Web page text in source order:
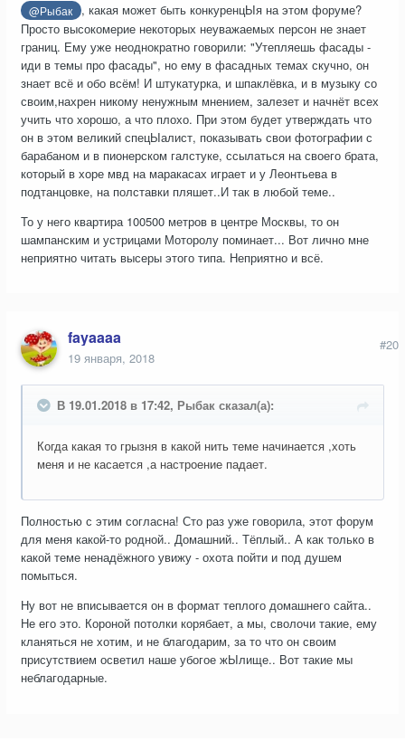
@Рыбак
, какая может быть конкуренцЫя на этом форуме?
Просто высокомерие некоторых неуважаемых персон не знает
границ. Ему уже неоднократно говорили: "Утепляешь фасады -
иди в темы про фасады", но ему в фасадных темах скучно, он
знает всё и обо всём! И штукатурка, и шпаклёвка, и в музыку со
своим,нахрен никому ненужным мнением, залезет и начнёт всех
учить что хорошо, а что плохо. При этом будет утверждать что
он в этом великий спецЫалист, показывать свои фотографии с
барабаном и в пионерском галстуке, ссылаться на своего брата,
который в хоре мвд на маракасах играет и у Леонтьева в
подтанцовке, на полставки пляшет..И так в любой теме..
То у него квартира 100500 метров в центре Москвы, то он
шампанским и устрицами Моторолу поминает... Вот лично мне
неприятно читать высеры этого типа. Неприятно и всё.
fayaaaa
19 января, 2018
#20
В 19.01.2018 в 17:42, Рыбак сказал(а):
Когда какая то грызня в какой нить теме начинается ,хоть
меня и не касается ,а настроение падает.
Полностью с этим согласна! Сто раз уже говорила, этот форум
для меня какой-то родной.. Домашний.. Тёплый.. А как только в
какой теме ненадёжного увижу - охота пойти и под душем
помыться.
Ну вот не вписывается он в формат теплого домашнего сайта..
Не его это. Короной потолки корябает, а мы, сволочи такие, ему
кланяться не хотим, и не благодарим, за то что он своим
присутствием осветил наше убогое жЫлище.. Вот такие мы
неблагодарные.